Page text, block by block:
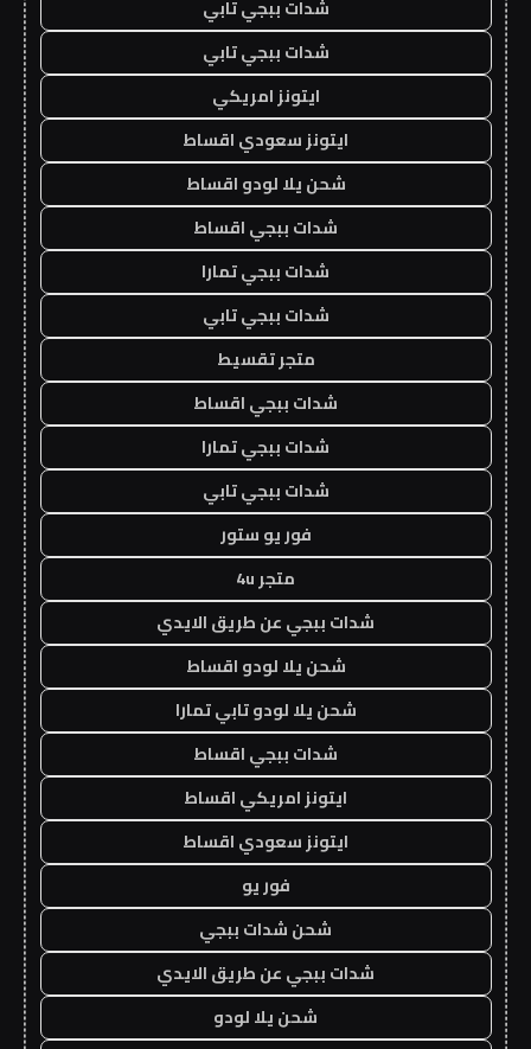
شدات ببجي تابي
شدات ببجي تابي
ايتونز امريكي
ايتونز سعودي اقساط
شحن يلا لودو اقساط
شدات ببجي اقساط
شدات ببجي تمارا
شدات ببجي تابي
متجر تقسيط
شدات ببجي اقساط
شدات ببجي تمارا
شدات ببجي تابي
فور يو ستور
متجر 4u
شدات ببجي عن طريق الايدي
شحن يلا لودو اقساط
شحن يلا لودو تابي تمارا
شدات ببجي اقساط
ايتونز امريكي اقساط
ايتونز سعودي اقساط
فور يو
شحن شدات ببجي
شدات ببجي عن طريق الايدي
شحن يلا لودو